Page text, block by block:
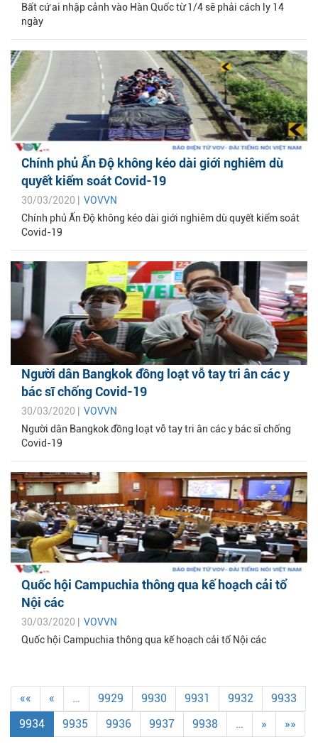
Bất cứ ai nhập cảnh vào Hàn Quốc từ 1/4 sẽ phải cách ly 14
ngày
Chính phủ Ấn Độ không kéo dài giới nghiêm dù
quyết kiểm soát Covid-19
30/03/2020 | VOVVN
Chính phủ Ấn Độ không kéo dài giới nghiêm dù quyết kiểm soát
Covid-19
Người dân Bangkok đồng loạt vỗ tay tri ân các y
bác sĩ chống Covid-19
30/03/2020 | VOVVN
Người dân Bangkok đồng loạt vỗ tay tri ân các y bác sĩ chống
Covid-19
Quốc hội Campuchia thông qua kế hoạch cải tổ
Nội các
30/03/2020 | VOVVN
Quốc hội Campuchia thông qua kế hoạch cải tổ Nội các
«« « … 9929 9930 9931 9932
9933
9934
9935 9936 9937 9938 … » »»